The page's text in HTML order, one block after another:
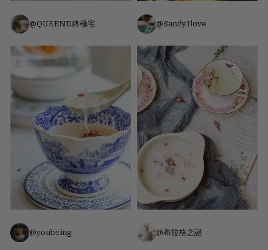
@QUEEND終極宅 @SandyJlove
@youbeing @布拉格之謎